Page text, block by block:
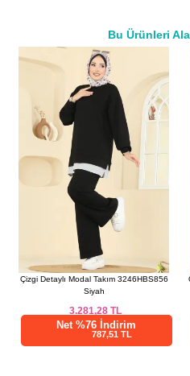
L
XXL
Bu Ürünleri
a>
Çizgi Detaylı Modal Takım 3246HBS856
Siyah
3.281,28TL
Net %76 İndirim
787,51 TL